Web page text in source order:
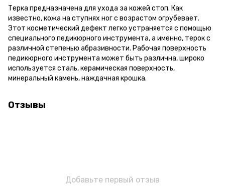
Терка предназначена для ухода за кожей стоп. Как
известно, кожа на ступнях ног с возрастом огрубевает.
Этот косметический дефект легко устраняется с помощью
специального педикюрного инструмента, а именно, терок с
различной степенью абразивности. Рабочая поверхность
педикюрного инструмента может быть различна, широко
используется сталь, керамическая поверхность,
минеральный камень, наждачная крошка.
Отзывы
Добавьте первый отзыв